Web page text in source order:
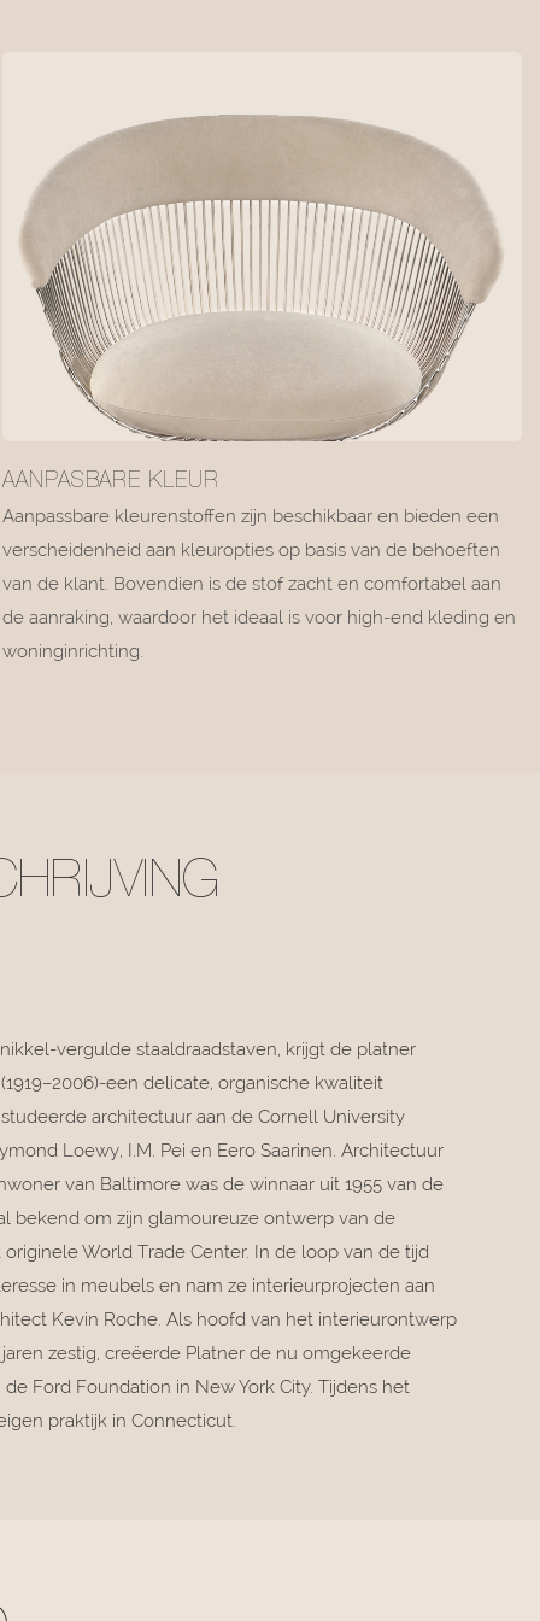
AANPASBARE KLEUR
Aanpassbare kleurenstoffen zijn beschikbaar en bieden een
verscheidenheid aan kleuropties op basis van de behoeften
van de klant. Bovendien is de stof zacht en comfortabel aan
de aanraking, waardoor het ideaal is voor high-end kleding en
woninginrichting.
vergulde staaldraadstaven, krijgt de platner
een delicate, organische kwaliteit
architectuur aan de Cornell University
Loewy, I.M. Pei en Eero Saarinen. Architectuur
van Baltimore was de winnaar uit 1955 van de
bekend om zijn glamoureuze ontwerp van de
World Trade Center. In de loop van de tijd
in meubels en nam ze interieurprojecten aan
Kevin Roche. Als hoofd van het interieurontwerp
zestig, creëerde Platner de nu omgekeerde
Ford Foundation in New York City. Tijdens het
praktijk in Connecticut.